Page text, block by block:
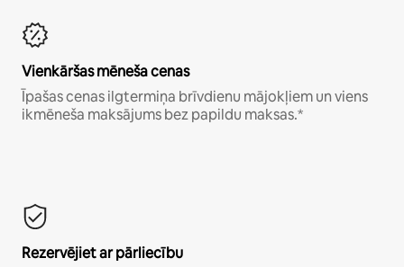
Vienkāršas mēneša cenas
Īpašas cenas ilgtermiņa brīvdienu mājokļiem un viens
ikmēneša maksājums bez papildu maksas.*
Rezervējiet ar pārliecību